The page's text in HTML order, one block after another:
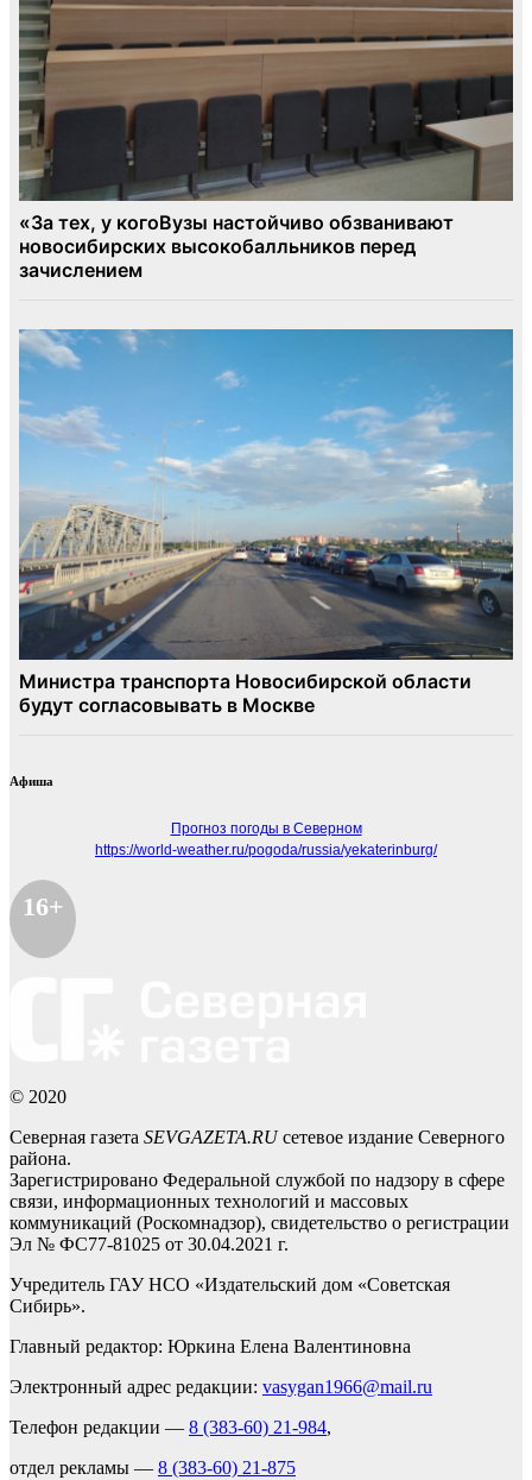
Афиша
Прогноз погоды в Северном
https://world-weather.ru/pogoda/russia/yekaterinburg/
16+
© 2020
Северная газета SEVGAZETA.RUсетевое издание Северного
района.
Зарегистрировано Федеральной службой по надзору в сфере
связи, информационных технологий и массовых
коммуникаций (Роскомнадзор), свидетельство о регистрации
Эл № ФС77-81025 от 30.04.2021 г.
Учредитель ГАУ НСО «Издательский дом «Советская
Сибирь».
Главный редактор: Юркина Елена Валентиновна
Электронный адрес редакции: vasygan1966@mail.ru
Телефон редакции — 8 (383-60) 21-984,
отдел рекламы — 8 (383-60) 21-875